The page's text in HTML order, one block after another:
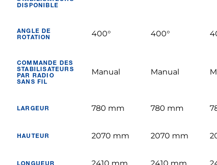
DISPONIBLE
ANGLE DE
ROTATION
400° 400°
COMMANDE DES
STABILISATEURS
PAR RADIO
SANS FIL
Manual Manual
LARGEUR 780 mm 780 mm
HAUTEUR 2070 mm 2070 mm
LONGUEUR